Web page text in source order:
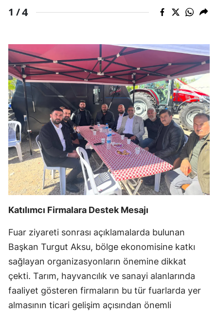
1 /4
Katılımcı Firmalara Destek Mesajı
Fuar ziyareti sonrası açıklamalarda bulunan
Başkan Turgut Aksu, bölge ekonomisine katkı
sağlayan organizasyonların önemine dikkat
çekti. Tarım, hayvancılık ve sanayi alanlarında
faaliyet gösteren firmaların bu tür fuarlarda yer
almasının ticari gelişim açısından önemli